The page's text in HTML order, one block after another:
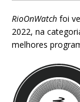
RioOnWatch foi
2022, na
melhores